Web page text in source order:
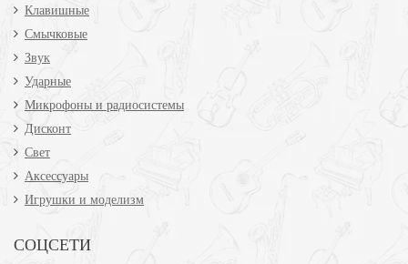
Клавишные
Смычковые
Звук
Ударные
Микрофоны и радиосистемы
Дисконт
Свет
Аксессуары
Игрушки и моделизм
СОЦСЕТИ